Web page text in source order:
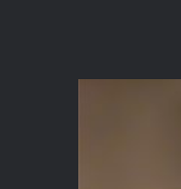
پخش‌کننده